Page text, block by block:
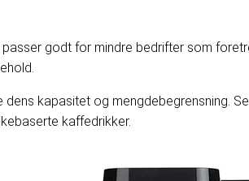
godt for mindre bedrifter som
dens kapasitet og mengdebegrensning.
kaffedrikker.